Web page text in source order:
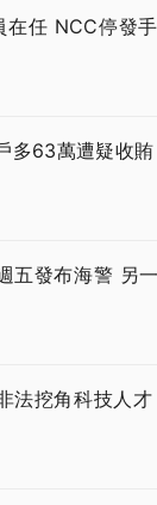
在任 NCC停發
多63萬遭疑收
五發布海警 另
法挖角科技人